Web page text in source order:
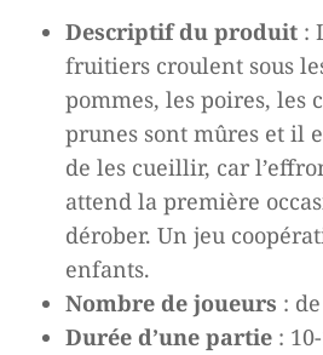
initial
était :
35,00 €.
actuel
est :
0,00 €.
Descriptif du produit:
fruitiers croulent sous
pommes, les poires, les
prunes sont mûres et il
de les cueillir, car
attend la première
dérober. Un jeu
enfants.
Nombre de joueurs :
Durée d’une partie: